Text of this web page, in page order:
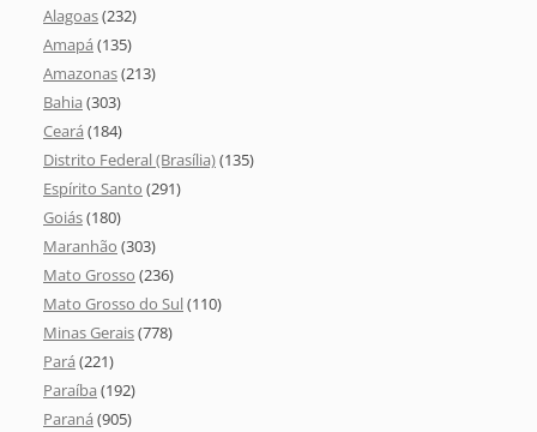
Alagoas(232)
Amapá (135)
Amazonas(213)
Bahia (303)
Ceará (184)
Distrito Federal (Brasília)(135)
Espírito Santo (291)
Goiás(180)
Maranhão (303)
Mato Grosso (236)
Mato Grosso do Sul(110)
Minas Gerais(778)
Pará (221)
Paraíba (192)
Paraná (905)